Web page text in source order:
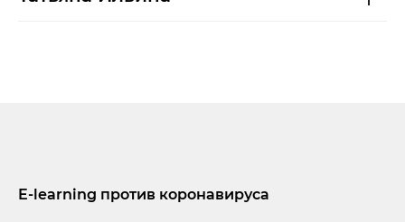
E-learning против коронавируса